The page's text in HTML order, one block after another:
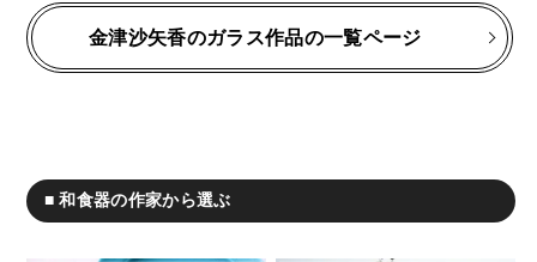
金津沙矢香のガラス作品の一覧ページ
■ 和食器の作家から選ぶ